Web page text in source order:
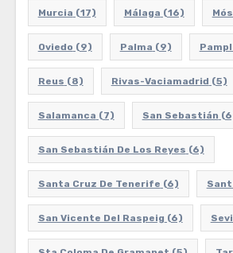
Murcia (17) Málaga (16)
Oviedo (9) Palma (9)
Reus (8) Rivas-Vaciamadrid (5)
Salamanca (7) San Sebastián
San Sebastián De Los Reyes (6)
Santa Cruz De Tenerife (6)
San Vicente Del Raspeig (6)